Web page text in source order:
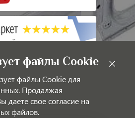
автозапчастей для китайских
файлы Cookie
файлы Cookie для
Продалжая
даете свое согласие на
файлов.